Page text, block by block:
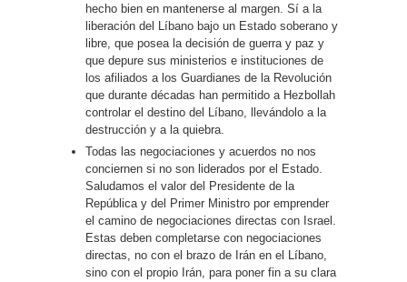
hecho bien en mantenerse al margen. Sí a la
liberación del Líbano bajo un Estado soberano y
libre, que posea la decisión de guerra y paz y
que depure sus ministerios e instituciones de
los afiliados a los Guardianes de la Revolución
que durante décadas han permitido a Hezbollah
controlar el destino del Líbano, llevándolo a la
destrucción y a la quiebra.
Todas las negociaciones y acuerdos no nos
conciernen si no son liderados por el Estado.
Saludamos el valor del Presidente de la
República y del Primer Ministro por emprender
el camino de negociaciones directas con Israel.
Estas deben completarse con negociaciones
directas, no con el brazo de Irán en el Líbano,
sino con el propio Irán, para poner fin a su clara